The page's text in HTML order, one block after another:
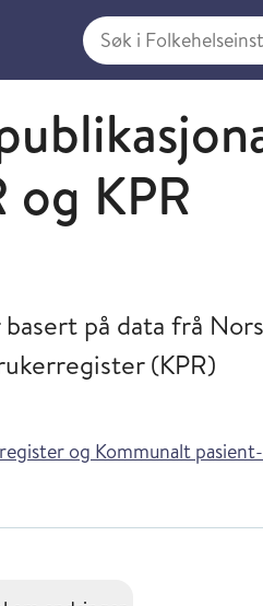
Søk i
KPR
på data frå
(KPR)
og Kommunalt